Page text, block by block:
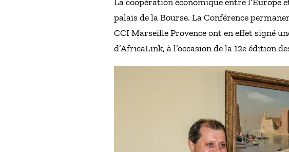
palais de la Bourse. La Conférence
CCI Marseille Provence ont en effet signé
d’AfricaLink, à l’occasion de la 12e édition